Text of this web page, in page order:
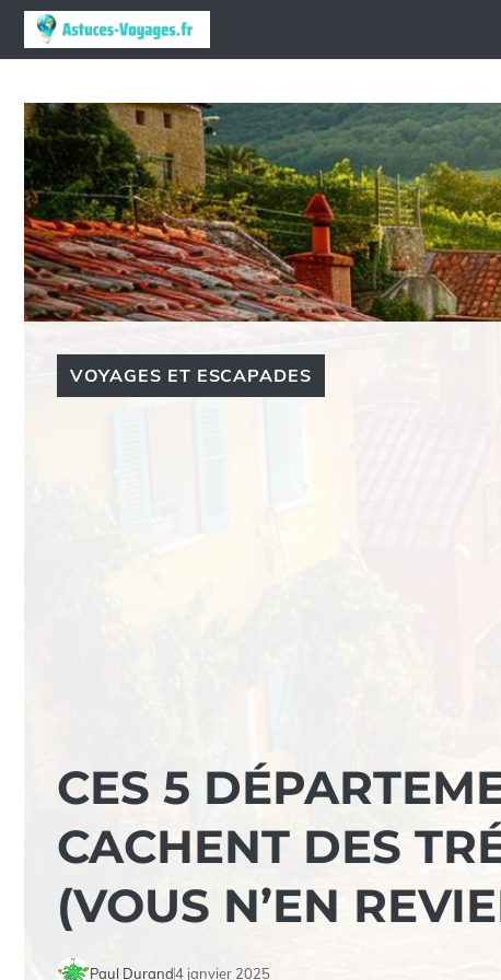
Aller
VOYAGES ET ESCAPADES
CES 5
CACHENT DES
(VOUS N’EN
Paul Durand4 janvier 2025